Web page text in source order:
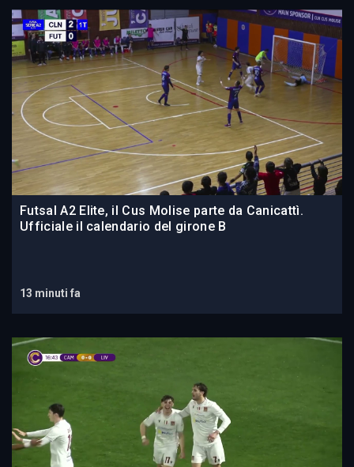
Futsal A2 Elite, il Cus Molise parte da Canicattì.
Ufficiale il calendario del girone B
13 minuti fa